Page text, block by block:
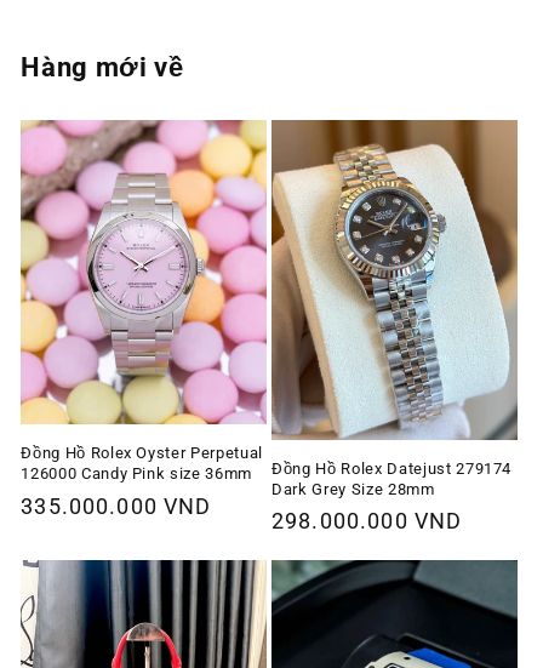
Hàng mới về
Đồng Hồ Rolex Oyster Perpetual
126000 Candy Pink size 36mm
Giá
thường
335.000.000 VND
Đồng Hồ Rolex Datejust 279174
Dark Grey Size 28mm
Giá
thường
298.000.000 VND